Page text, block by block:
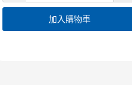
加入購物車